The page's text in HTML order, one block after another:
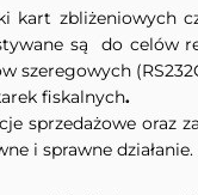
kart zbliżeniowych
są do celów
fiskalnych.
sprzedażowe oraz
i sprawne działanie.